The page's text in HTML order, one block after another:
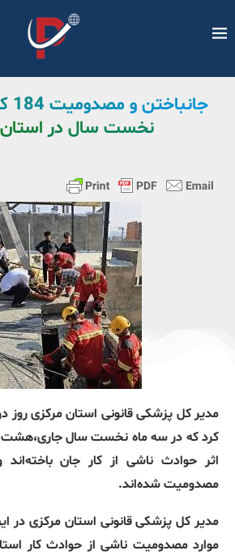
نخست سال در استان
کرد که در سه ماه نخست سال جاری،هشت
مصدومیت شده‌اند.
مدیر کل پزشکی قانونی استان مرکزی در
موارد مصدومیت ناشی از حوادث کار